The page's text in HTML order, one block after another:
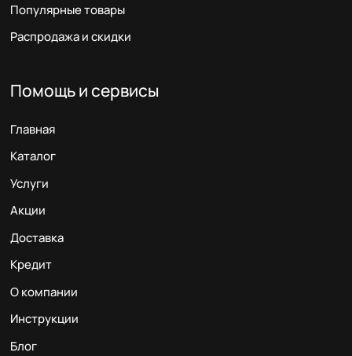
Популярные товары
Распродажа и скидки
Помощь и сервисы
Главная
Каталог
Услуги
Акции
Доставка
Кредит
О компании
Инструкции
Блог